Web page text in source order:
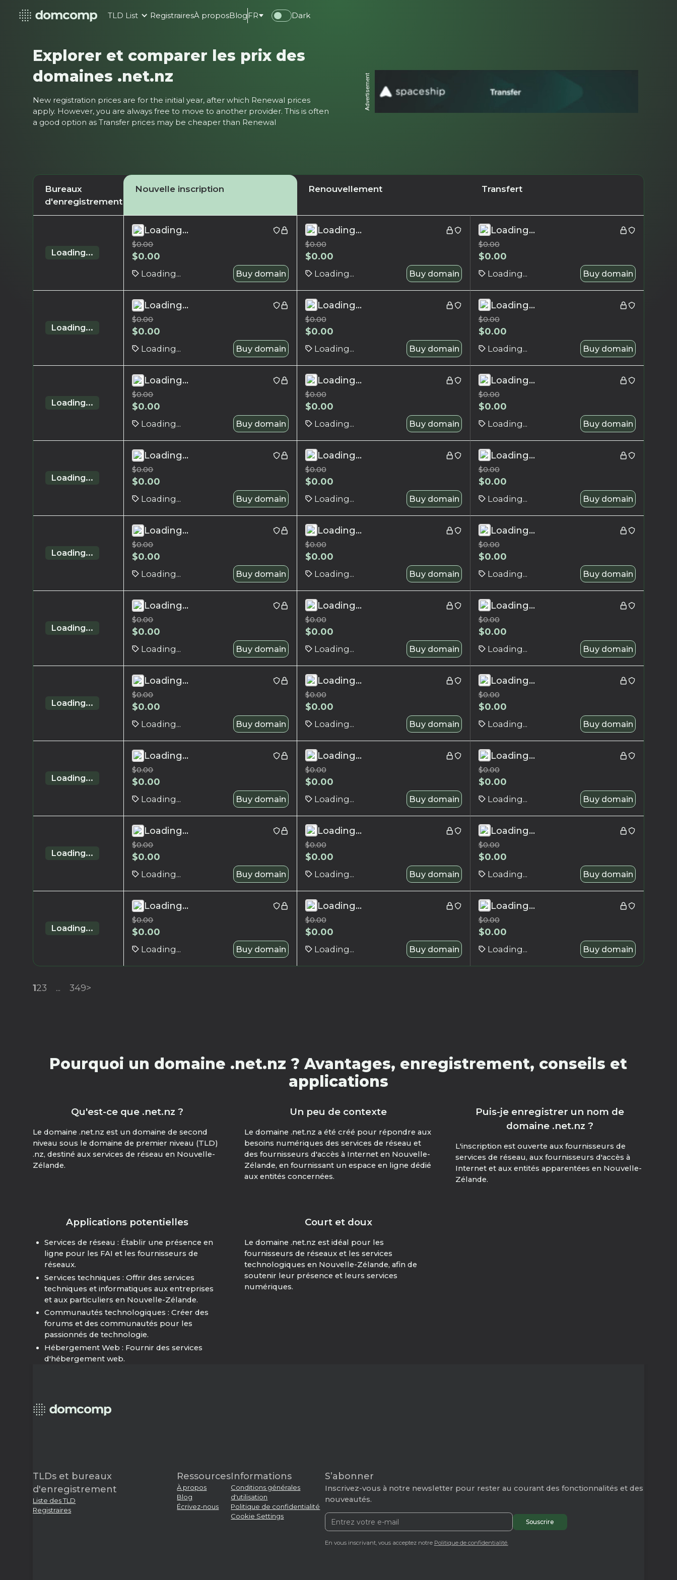
TLD List RegistrairesÀ proposBlog FR Dark
Explorer et comparer les prix des
domaines .net.nz
New registration prices are for the initial year, after which Renewal prices
apply. However, you are always free to move to another provider. This is often
a good option as Transfer prices may be cheaper than Renewal
Advertisement
Bureaux
d'enregistrement
Nouvelle inscription Renouvellement Transfert
Loading...
Loading...
$0.00
$0.00
Loading... Buy domain
Loading...
$0.00
$0.00
Loading... Buy domain
Loading...
$0.00
$0.00
Loading... Buy domain
Loading...
Loading...
$0.00
$0.00
Loading... Buy domain
Loading...
$0.00
$0.00
Loading... Buy domain
Loading...
$0.00
$0.00
Loading... Buy domain
Loading...
Loading...
$0.00
$0.00
Loading... Buy domain
Loading...
$0.00
$0.00
Loading... Buy domain
Loading...
$0.00
$0.00
Loading... Buy domain
Loading...
Loading...
$0.00
$0.00
Loading... Buy domain
Loading...
$0.00
$0.00
Loading... Buy domain
Loading...
$0.00
$0.00
Loading... Buy domain
Loading...
Loading...
$0.00
$0.00
Loading... Buy domain
Loading...
$0.00
$0.00
Loading... Buy domain
Loading...
$0.00
$0.00
Loading... Buy domain
Loading...
Loading...
$0.00
$0.00
Loading... Buy domain
Loading...
$0.00
$0.00
Loading... Buy domain
Loading...
$0.00
$0.00
Loading... Buy domain
Loading...
Loading...
$0.00
$0.00
Loading... Buy domain
Loading...
$0.00
$0.00
Loading... Buy domain
Loading...
$0.00
$0.00
Loading... Buy domain
Loading...
Loading...
$0.00
$0.00
Loading... Buy domain
Loading...
$0.00
$0.00
Loading... Buy domain
Loading...
$0.00
$0.00
Loading... Buy domain
Loading...
Loading...
$0.00
$0.00
Loading... Buy domain
Loading...
$0.00
$0.00
Loading... Buy domain
Loading...
$0.00
$0.00
Loading... Buy domain
Loading...
Loading...
$0.00
$0.00
Loading... Buy domain
Loading...
$0.00
$0.00
Loading... Buy domain
Loading...
$0.00
$0.00
Loading... Buy domain
123 ... 349>
Pourquoi un domaine .net.nz ? Avantages, enregistrement, conseils et
applications
Qu'est-ce que .net.nz ?
Le domaine .net.nz est un domaine de second
niveau sous le domaine de premier niveau (TLD)
.nz, destiné aux services de réseau en Nouvelle-
Zélande.
Un peu de contexte
Le domaine .net.nz a été créé pour répondre aux
besoins numériques des services de réseau et
des fournisseurs d'accès à Internet en Nouvelle-
Zélande, en fournissant un espace en ligne dédié
aux entités concernées.
Puis-je enregistrer un nom de
domaine .net.nz ?
L'inscription est ouverte aux fournisseurs de
services de réseau, aux fournisseurs d'accès à
Internet et aux entités apparentées en Nouvelle-
Zélande.
Applications potentielles
Services de réseau : Établir une présence en
ligne pour les FAI et les fournisseurs de
réseaux.
Services techniques : Offrir des services
techniques et informatiques aux entreprises
et aux particuliers en Nouvelle-Zélande.
Communautés technologiques : Créer des
forums et des communautés pour les
passionnés de technologie.
Hébergement Web : Fournir des services
d'hébergement web.
Court et doux
Le domaine .net.nz est idéal pour les
fournisseurs de réseaux et les services
technologiques en Nouvelle-Zélande, afin de
soutenir leur présence et leurs services
numériques.
TLDs et bureaux
d'enregistrement
Liste des TLD
Registraires
Ressources
À propos
Blog
Écrivez-nous
Informations
Conditions générales
d'utilisation
Politique de confidentialité
Cookie Settings
S’abonner
Inscrivez-vous à notre newsletter pour rester au courant des fonctionnalités et des
nouveautés.
En vous inscrivant, vous acceptez notre Politique de confidentialité.